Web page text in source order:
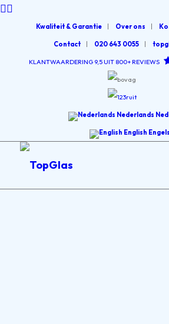
Kwaliteit & Garantie Over ons
Contact 020 643 0055
KLANTWAARDERING 9,5 UIT 800+ REVIEWS
Nederlands
English Engels